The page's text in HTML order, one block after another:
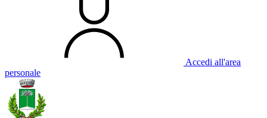
Accedi all'area
personale